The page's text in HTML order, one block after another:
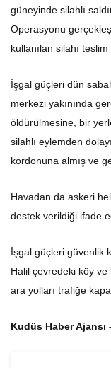
güneyinde silahlı
Operasyonu
kullanılan silahı teslim
İşgal güçleri dün
merkezi yakınında
öldürülmesine, bir
silahlı eylemden
kordonuna almış ve
Havadan da askeri
destek verildiği ifade
İşgal güçleri güvenlik
Halil çevredeki köy ve
ara yolları trafiğe
Kudüs Haber Ajansı